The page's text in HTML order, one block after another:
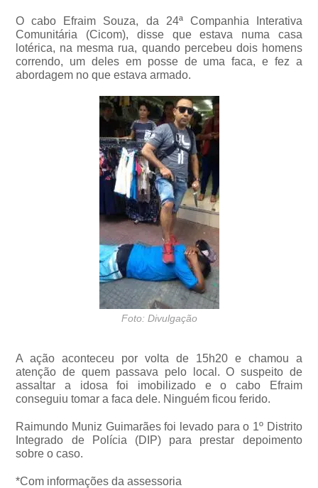
O cabo Efraim Souza, da 24ª Companhia Interativa
Comunitária (Cicom), disse que estava numa casa
lotérica, na mesma rua, quando percebeu dois homens
correndo, um deles em posse de uma faca, e fez a
abordagem no que estava armado.
Foto: Divulgação
A ação aconteceu por volta de 15h20 e chamou a
atenção de quem passava pelo local. O suspeito de
assaltar a idosa foi imobilizado e o cabo Efraim
conseguiu tomar a faca dele. Ninguém ficou ferido.
Raimundo Muniz Guimarães foi levado para o 1º Distrito
Integrado de Polícia (DIP) para prestar depoimento
sobre o caso.
*Com informações da assessoria